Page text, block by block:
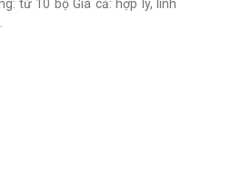
từ 10 bộ Giá cả: hợp lý, linh